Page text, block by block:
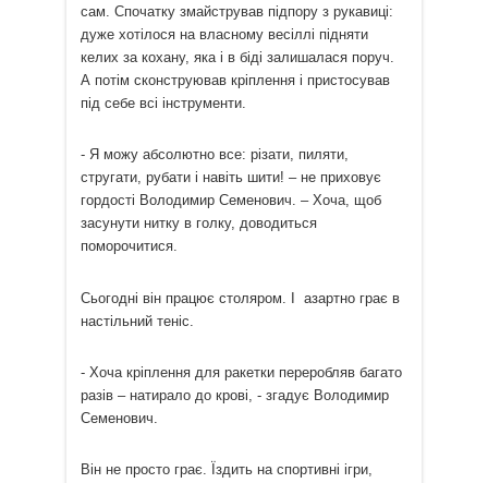
сам. Спочатку змайстрував підпору з рукавиці:
дуже хотілося на власному весіллі підняти
келих за кохану, яка і в біді залишалася поруч.
А потім сконструював кріплення і пристосував
під себе всі інструменти.
- Я можу абсолютно все: різати, пиляти,
стругати, рубати і навіть шити! – не приховує
гордості Володимир Семенович. – Хоча, щоб
засунути нитку в голку, доводиться
поморочитися.
Сьогодні він працює столяром. І азартно грає в
настільний теніс.
- Хоча кріплення для ракетки переробляв багато
разів – натирало до крові, - згадує Володимир
Семенович.
Він не просто грає. Їздить на спортивні ігри,